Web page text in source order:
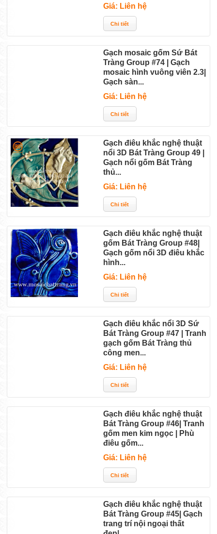
Giá: Liên hệ
Gạch mosaic gốm Sứ Bát
Tràng Group #74 | Gạch
mosaic hình vuông viên 2.3|
Gạch sàn...
Giá: Liên hệ
Gạch điêu khắc nghệ thuật
nổi 3D Bát Tràng Group 49 |
Gạch nổi gốm Bát Tràng
thủ...
Giá: Liên hệ
Gạch điêu khắc nghệ thuật
gốm Bát Tràng Group #48|
Gạch gốm nổi 3D điêu khắc
hình...
Giá: Liên hệ
Gạch điêu khắc nổi 3D Sứ
Bát Tràng Group #47 | Tranh
gạch gốm Bát Tràng thủ
công men...
Giá: Liên hệ
Gạch điêu khắc nghệ thuật
Bát Tràng Group #46| Tranh
gốm men kim ngọc | Phù
điêu gốm...
Giá: Liên hệ
Gạch điêu khắc nghệ thuật
Bát Tràng Group #45| Gạch
trang trí nội ngoại thất